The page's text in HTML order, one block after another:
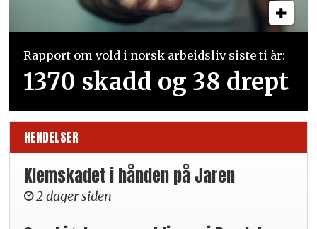
Rapport om vold i norsk arbeidsliv siste ti år:
1370 skadd og 38 drept
HENDELSER
Klemskadet i hånden på Jaren
2 dager siden